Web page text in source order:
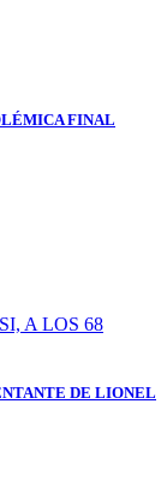
FINAL
DE LIONEL